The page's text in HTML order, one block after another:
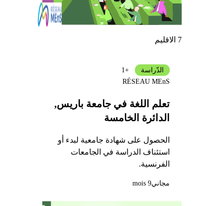
7 الاقليم
تعلم اللغة في جامعة باريس,
الدائرة الخامسة
الحصول على شهادة جامعية لبدء أو
استئناف الدراسة في الجامعات
الفرنسية.
الدّراسة
+1
RÉSEAU MEnS
مجاني9 mois